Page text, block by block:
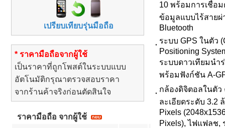
เปรียบเทียบรุ่นมือถือ
* ราคามือถือจากผู้ใช้
เป็นราคาที่ถูกโพสต์ในระบบแบบ
อัตโนมัติกรุณาตรวจสอบราคา
จากร้านค้าจริงก่อนตัดสินใจ
ราคามือถือ จากผู้ใช้
10 พร้อมการเชื่อ
ข้อมูลแบบไร้สายผ่
Bluetooth
ระบบ GPS ในตัว
Positioning
ระบบดาวเทียมนำ
พร้อมฟังก์ชัน A-
กล้องดิจิตอลในตัว
ละเอียดระดับ 3.2
Pixels
Pixels), ไฟแฟลช,